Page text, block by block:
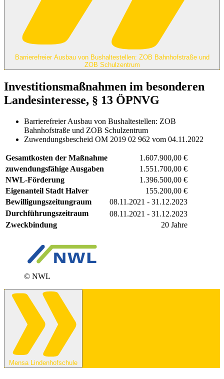
Barrierefreier Ausbau von Bushaltestellen: ZOB Bahnhofstraße und
ZOB Schulzentrum
Investitionsmaßnahmen im besonderen
Landesinteresse, § 13 ÖPNVG
Barrierefreier Ausbau von Bushaltestellen: ZOB
Bahnhofstraße und ZOB Schulzentrum
Zuwendungsbescheid OM 2019 02 962 vom 04.11.2022
Gesamtkosten der Maßnahme
1.607.900,00 €
zuwendungsfähige Ausgaben
1.551.700,00 €
NWL-Förderung
1.396.500,00 €
Eigenanteil Stadt Halver
155.200,00 €
Bewilligungszeitungraum
08.11.2021 - 31.12.2023
Durchführungszeitraum
08.11.2021 - 31.12.2023
Zweckbindung
20 Jahre
© NWL
Mensa Lindenhofschule